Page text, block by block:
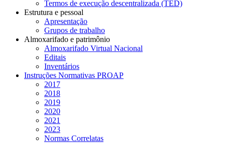
Termos de execução descentralizada (TED)
Estrutura e pessoal
Apresentação
Grupos de trabalho
Almoxarifado e patrimônio
Almoxarifado Virtual Nacional
Editais
Inventários
Instruções Normativas PROAP
2017
2018
2019
2020
2021
2023
Normas Correlatas